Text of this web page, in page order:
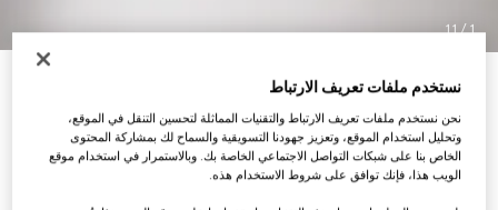
1
/
11
التخصيص بالأحرف الأولى
حقيبة Horsebit Duomo متوسطة الحجم ذات مقبض
علوي
SAR 15,900
تنويعات جلد باللون الأحمر
نستخدم ملفات تعريف الارتباط
نحن نستخدم ملفات تعريف الارتباط والتقنيات المماثلة لتحسين التنقل في الموقع،
وتحليل استخدام الموقع، وتعزيز جهودنا التسويقية والسماح لك بمشاركة المحتوى
الخاص بنا على شبكات التواصل الاجتماعي الخاصة بك. وبالاستمرار في استخدام موقع
الويب هذا، فإنك توافق على شروط الاستخدام هذه.